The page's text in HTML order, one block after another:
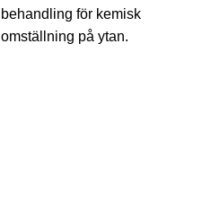
behandling för kemisk
omställning på ytan.